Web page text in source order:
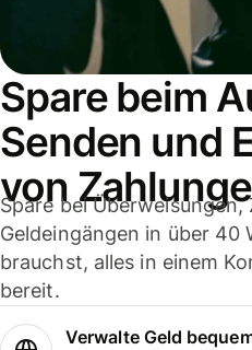
Spare beim
Senden und
von
Spare bei Überweisungen,
Geldeingängen in über 40
brauchst, alles in einem
bereit.
Verwalte Geld